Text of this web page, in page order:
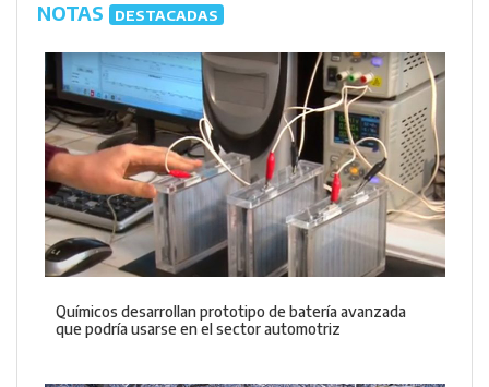
NOTAS DESTACADAS
Químicos desarrollan prototipo de batería avanzada
que podría usarse en el sector automotriz